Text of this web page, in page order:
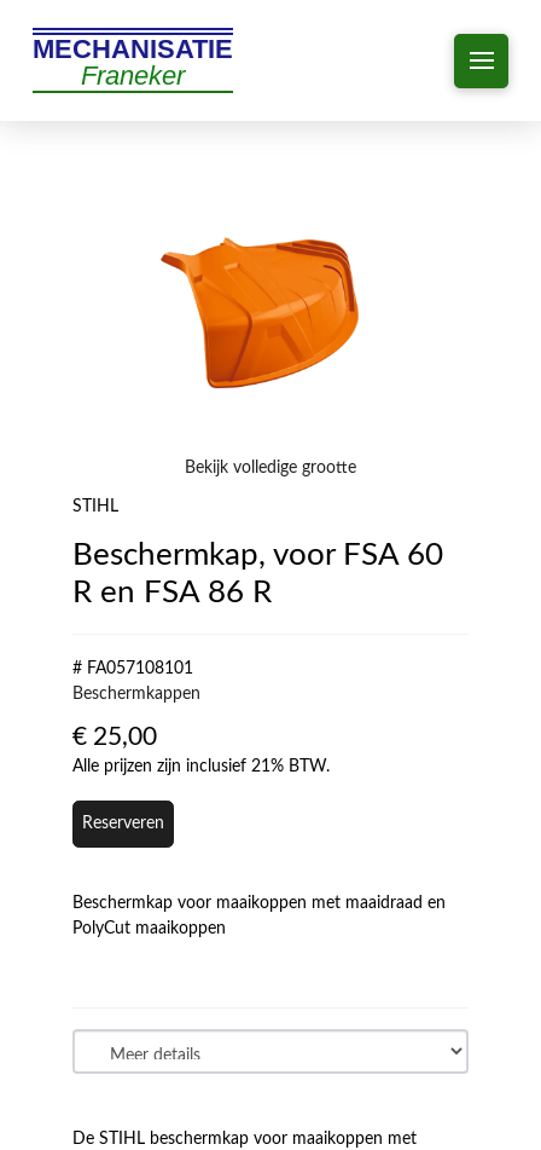
MECHANISATIE
Franeker
Bekijk volledige grootte
STIHL
Beschermkap, voor FSA 60
R en FSA 86 R
# FA057108101
Beschermkappen
€ 25,00
Alle prijzen zijn inclusief 21% BTW.
Reserveren
Beschermkap voor maaikoppen met maaidraad en
PolyCut maaikoppen
De STIHL beschermkap voor maaikoppen met